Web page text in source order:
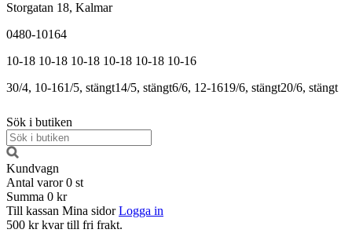
Storgatan 18, Kalmar
0480-10164
10-18 10-18 10-18 10-18 10-18 10-16
30/4, 10-161/5, stängt14/5, stängt6/6, 12-1619/6, stängt20/6, stängt
Sök i butiken
Kundvagn
Antal varor 0 st
Summa 0 kr
Till kassan Mina sidor Logga in
500 kr kvar till fri frakt.